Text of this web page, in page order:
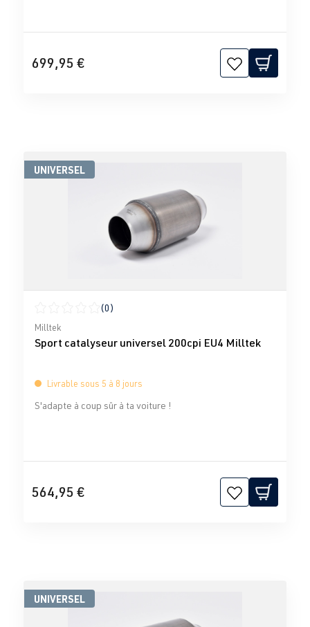
699,95 €
UNIVERSEL
Note moyenne de 0 sur 5 étoiles
(0)
Milltek
Sport catalyseur universel 200cpi EU4 Milltek
Livrable sous 5 à 8 jours
S'adapte à coup sûr à ta voiture !
564,95 €
UNIVERSEL